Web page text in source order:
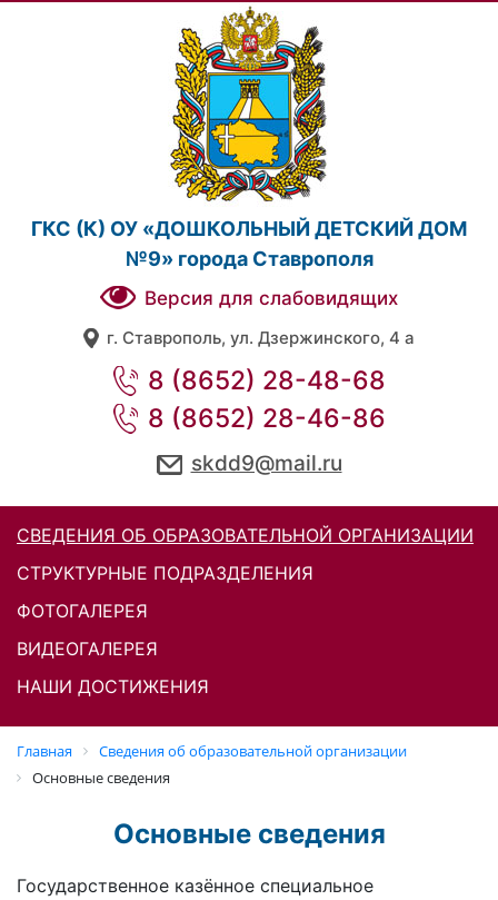
ГКС (К) ОУ «ДОШКОЛЬНЫЙ ДЕТСКИЙ ДОМ
№9» города Ставрополя
Версия для слабовидящих
г. Ставрополь, ул. Дзержинского, 4 а
8 (8652) 28-48-68
8 (8652) 28-46-86
skdd9@mail.ru
СВЕДЕНИЯ ОБ ОБРАЗОВАТЕЛЬНОЙ ОРГАНИЗАЦИИ
СТРУКТУРНЫЕ ПОДРАЗДЕЛЕНИЯ
ФОТОГАЛЕРЕЯ
ВИДЕОГАЛЕРЕЯ
НАШИ ДОСТИЖЕНИЯ
Главная
Cведения об образовательной организации
Основные сведения
Основные сведения
Государственное казённое специальное